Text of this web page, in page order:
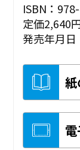
ISBN：
定価2,640
発売年月日